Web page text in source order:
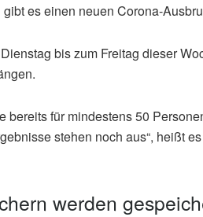
es einen neuen Corona-
bis zum Freitag dieser
bereits für mindestens 50
stehen noch aus“, heißt
werden